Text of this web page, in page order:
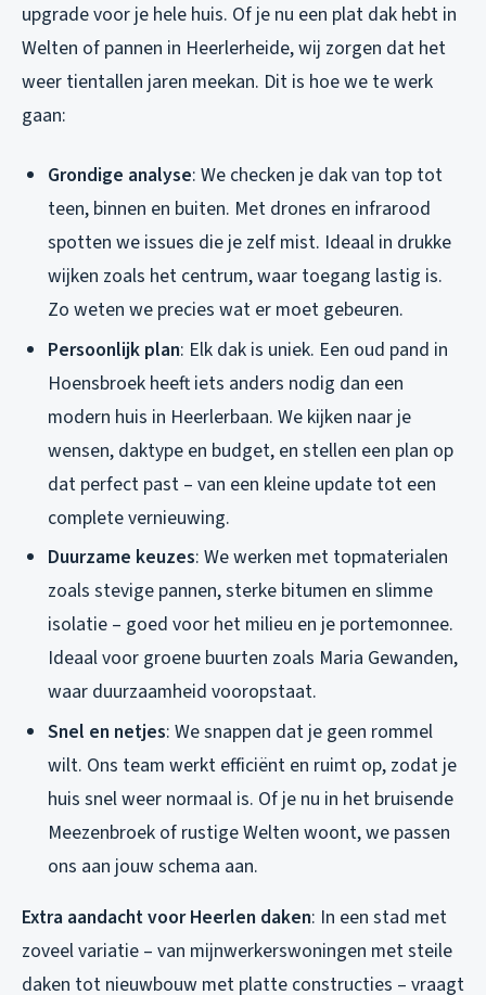
upgrade voor je hele huis. Of je nu een plat dak hebt in
Welten of pannen in Heerlerheide, wij zorgen dat het
weer tientallen jaren meekan. Dit is hoe we te werk
gaan:
Grondige analyse: We checken je dak van top tot
teen, binnen en buiten. Met drones en infrarood
spotten we issues die je zelf mist. Ideaal in drukke
wijken zoals het centrum, waar toegang lastig is.
Zo weten we precies wat er moet gebeuren.
Persoonlijk plan: Elk dak is uniek. Een oud pand in
Hoensbroek heeft iets anders nodig dan een
modern huis in Heerlerbaan. We kijken naar je
wensen, daktype en budget, en stellen een plan op
dat perfect past – van een kleine update tot een
complete vernieuwing.
Duurzame keuzes: We werken met topmaterialen
zoals stevige pannen, sterke bitumen en slimme
isolatie – goed voor het milieu en je portemonnee.
Ideaal voor groene buurten zoals Maria Gewanden,
waar duurzaamheid vooropstaat.
Snel en netjes: We snappen dat je geen rommel
wilt. Ons team werkt efficiënt en ruimt op, zodat je
huis snel weer normaal is. Of je nu in het bruisende
Meezenbroek of rustige Welten woont, we passen
ons aan jouw schema aan.
Extra aandacht voor Heerlen daken: In een stad met
zoveel variatie – van mijnwerkerswoningen met steile
daken tot nieuwbouw met platte constructies – vraagt